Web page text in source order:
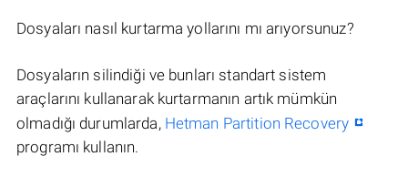
Dosyaları nasıl kurtarma yollarını mı arıyorsunuz?
Dosyaların silindiği ve bunları standart sistem
araçlarını kullanarak kurtarmanın artık mümkün
olmadığı durumlarda, Hetman Partition Recovery
programı kullanın.